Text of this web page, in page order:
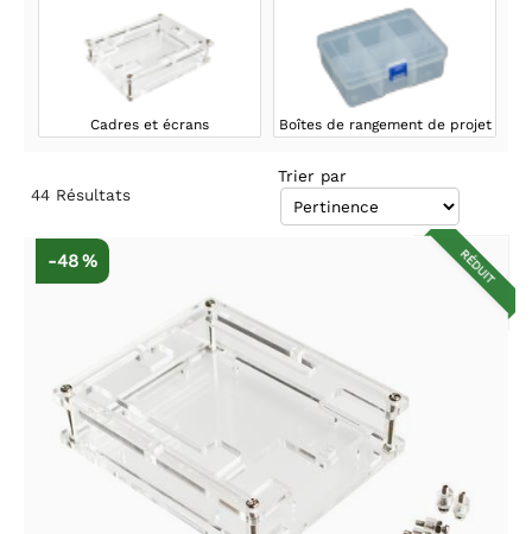
Cadres et écrans Boîtes de rangement de projet
44 Résultats
Trier par
RÉDUIT
-48 %